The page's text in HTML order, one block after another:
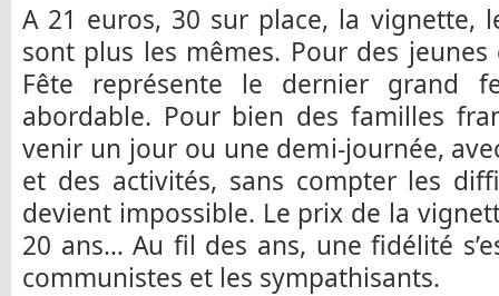
A 21 euros, 30 sur place, la vignette,
sont plus les mêmes. Pour des
Fête représente le dernier grand
abordable. Pour bien des familles
venir un jour ou une demi-journée,
et des activités, sans compter les
devient impossible. Le prix de la
20 ans… Au fil des ans, une fidélité
communistes et les sympathisants.